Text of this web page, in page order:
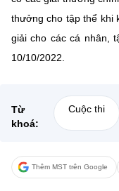
thưởng cho tập thể khi
giải cho các cá nhân,
10/10/2022.
Từ
khoá:
Cuộc thi
Thêm MST trên Google